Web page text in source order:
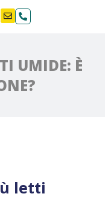
UMIDE: È
letti